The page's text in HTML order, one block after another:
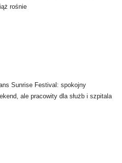
rośnie
Sunrise Festival: spokojny
ale pracowity dla służb i szpitala